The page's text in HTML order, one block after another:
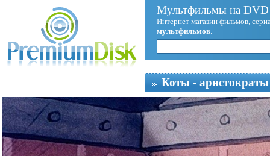
Мультфильмы на
Интернет магазин фильмов,
мультфильмов.
Коты -